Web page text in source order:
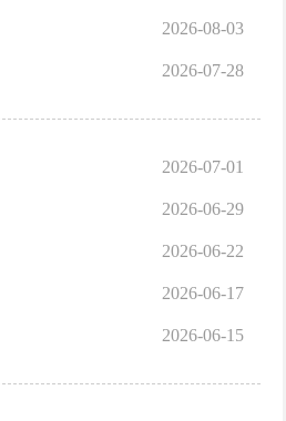
2026-08-03
2026-07-28
2026-07-01
2026-06-29
2026-06-22
2026-06-17
2026-06-15